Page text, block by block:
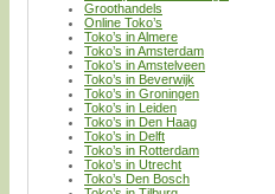
Groothandels
Online Toko’s
Toko’s in Almere
Toko’s in Amsterdam
Toko’s in Amstelveen
Toko’s in Beverwijk
Toko’s in Groningen
Toko’s in Leiden
Toko’s in Den Haag
Toko’s in Delft
Toko’s in Rotterdam
Toko’s in Utrecht
Toko’s Den Bosch